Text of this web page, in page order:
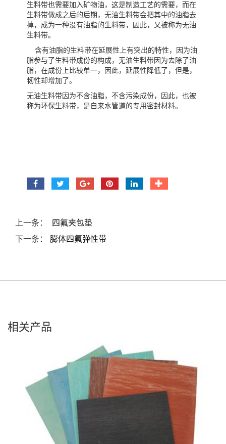
生料带也需要加入矿物油，这是制造工艺的需要，而在
生料带做成之后的后期，无油生料带会把其中的油脂去
掉，成为一种没有油脂的生料带，因此，又被称为无油
生料带。
含有油脂的生料带在延展性上有突出的特性，因为油
脂参与了生料带成份的构成，无油生料带因为去除了油
脂，在成份上比较单一，因此，延展性降低了，但是，
韧性却增加了。
无油生料带因为不含油脂，不含污染成份，因此，也被
称为环保生料带，是自来水管道的专用密封材料。
上一条：
四氟夹包垫
下一条：
膨体四氟弹性带
相关产品